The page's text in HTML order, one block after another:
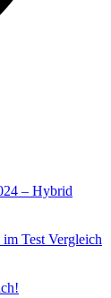
– Hybrid
Test Vergleich